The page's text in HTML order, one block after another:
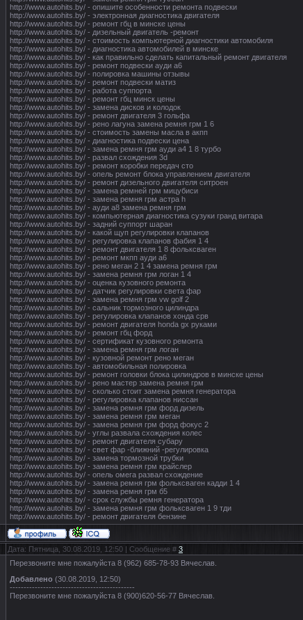
http://www.autohits.by/ - опишите особенности ремонта подвески
http://www.autohits.by/ - электронная диагностика двигателя
http://www.autohits.by/ - ремонт гбц в минске цены
http://www.autohits.by/ - дизельный двигатель -ремонт
http://www.autohits.by/ - стоимость компьютерной диагностики автомобиля
http://www.autohits.by/ - диагностика автомобилей в минске
http://www.autohits.by/ - как правильно сделать капитальный ремонт двигателя
http://www.autohits.by/ - ремонт подвески ауди а6
http://www.autohits.by/ - полировка машины отзывы
http://www.autohits.by/ - ремонт подвески матиз
http://www.autohits.by/ - работа суппорта
http://www.autohits.by/ - ремонт гбц минск цены
http://www.autohits.by/ - замена дисков и колодок
http://www.autohits.by/ - ремонт двигателя 3 гольфа
http://www.autohits.by/ - рено лагуна замена ремня грм 1 6
http://www.autohits.by/ - стоимость замены масла в акпп
http://www.autohits.by/ - диагностика подвески цена
http://www.autohits.by/ - замена ремня грм ауди а4 1 8 турбо
http://www.autohits.by/ - развал схождения 3d
http://www.autohits.by/ - ремонт коробки передач сто
http://www.autohits.by/ - опель ремонт блока управлением двигателя
http://www.autohits.by/ - ремонт дизельного двигателя ситроен
http://www.autohits.by/ - замена ремней грм мицубиси
http://www.autohits.by/ - замена ремня грм астра h
http://www.autohits.by/ - ауди а8 замена ремня грм
http://www.autohits.by/ - компьютерная диагностика сузуки гранд витара
http://www.autohits.by/ - задний суппорт шаран
http://www.autohits.by/ - какой щуп регулировки клапанов
http://www.autohits.by/ - регулировка клапанов фабия 1 4
http://www.autohits.by/ - ремонт двигателя 1 8 фольксваген
http://www.autohits.by/ - ремонт мкпп ауди а6
http://www.autohits.by/ - рено меган 2 1 4 замена ремня грм
http://www.autohits.by/ - замена ремня грм логан 1 4
http://www.autohits.by/ - оценка кузовного ремонта
http://www.autohits.by/ - датчик регулировки света фар
http://www.autohits.by/ - замена ремня грм vw golf 2
http://www.autohits.by/ - сальник тормозного цилиндра
http://www.autohits.by/ - регулировка клапанов хонда срв
http://www.autohits.by/ - ремонт двигателя honda gx руками
http://www.autohits.by/ - ремонт гбц форд
http://www.autohits.by/ - сертификат кузовного ремонта
http://www.autohits.by/ - замена ремня грм логан
http://www.autohits.by/ - кузовной ремонт рено меган
http://www.autohits.by/ - автомобильная полировка
http://www.autohits.by/ - ремонт головки блока цилиндров в минске цены
http://www.autohits.by/ - рено мастер замена ремня грм
http://www.autohits.by/ - сколько стоит замена ремня генератора
http://www.autohits.by/ - регулировка клапанов ниссан
http://www.autohits.by/ - замена ремня грм форд дизель
http://www.autohits.by/ - замена ремня грм меган
http://www.autohits.by/ - замена ремня грм форд фокус 2
http://www.autohits.by/ - углы развала схождения колес
http://www.autohits.by/ - ремонт двигателя субару
http://www.autohits.by/ - свет фар -ближний -регулировка
http://www.autohits.by/ - замена тормозной трубки
http://www.autohits.by/ - замена ремня грм крайслер
http://www.autohits.by/ - опель омега развал схождение
http://www.autohits.by/ - замена ремня грм фольксваген кадди 1 4
http://www.autohits.by/ - замена ремня грм б5
http://www.autohits.by/ - срок службы ремня генератора
http://www.autohits.by/ - замена ремня грм фольксваген 1 9 тди
http://www.autohits.by/ - ремонт двигателя бензине
Дата: Пятница, 30.08.2019, 12:50 | Сообщение # 3
Перезвоните мне пожалуйста 8 (962) 685-78-93 Вячеслав.
Добавлено (30.08.2019, 12:50)
---------------------------------------------
Перезвоните мне пожалуйста 8 (900)620-56-77 Вячеслав.